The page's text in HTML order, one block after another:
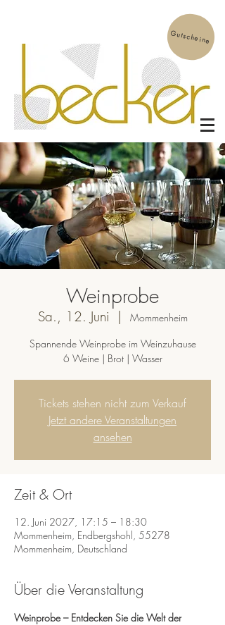
Gutscheine
Weinprobe
Sa., 12. Juni
  |
Mommenheim
Spannende Weinprobe im Weinzuhause
6 Weine | Brot | Wasser
Tickets stehen nicht zum Verkauf
Jetzt andere Veranstaltungen
ansehen
Zeit & Ort
12. Juni 2027, 17:15 – 18:30
Mommenheim, Endbergshohl, 55278
Mommenheim, Deutschland
Über die Veranstaltung
Weinprobe – Entdecken Sie die Welt der